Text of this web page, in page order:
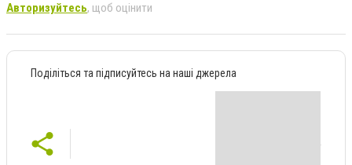
Авторизуйтесь, щоб оцінити
Поділіться та підписуйтесь на наші джерела